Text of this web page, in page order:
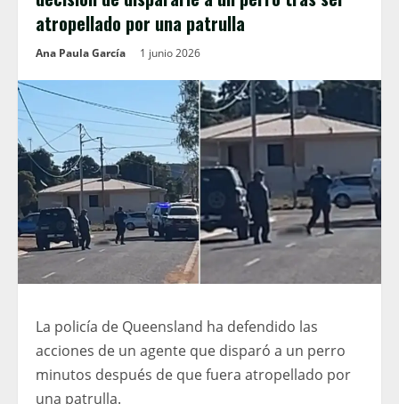
atropellado por una patrulla
Ana Paula García 1 junio 2026
La policía de Queensland ha defendido las
acciones de un agente que disparó a un perro
minutos después de que fuera atropellado por
una patrulla.